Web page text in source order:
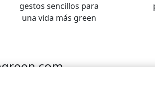
gestos sencillos para
una vida más green